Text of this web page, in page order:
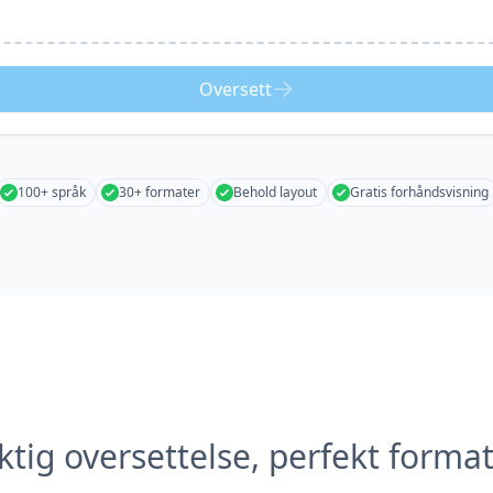
Oversett
100+ språk 30+ formater Behold layout Gratis forhåndsvisning
oversettelse, perfekt